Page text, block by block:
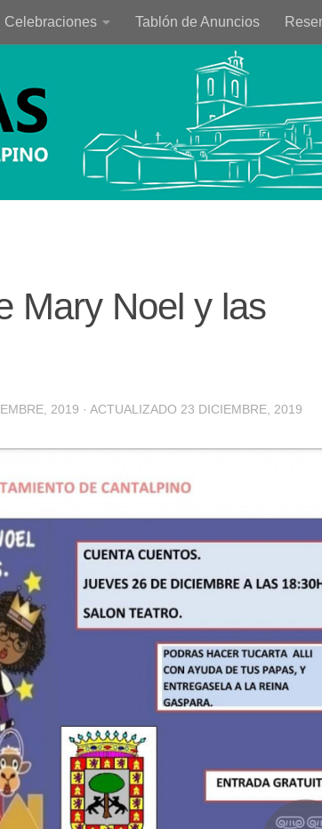
Celebraciones Tablón de Anuncios
Mary Noel y las
2019 · ACTUALIZADO 23 DICIEMBRE, 2019